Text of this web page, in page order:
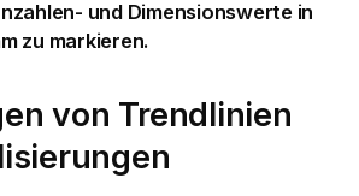
und Dimensionswerte in
zu markieren.
von Trendlinien